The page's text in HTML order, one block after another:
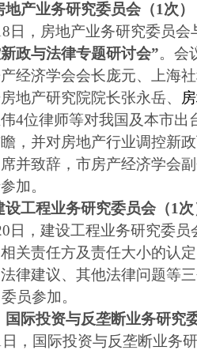
地产业务研究委员会（1次）
日，房地产业务研究委员
政与法律专题研讨会”。会
经济学会会长庞元、上海
地产研究院院长张永岳、
4位律师等对我国及本市出
，并对房地产行业调控新
并致辞，市房产经济学会
加。
设工程业务研究委员会（1次
日，建设工程业务研究委员
关责任方及责任大小的认
律建议、其他法律问题等
员参加。
国际投资与反垄断业务研究
日，国际投资与反垄断业务